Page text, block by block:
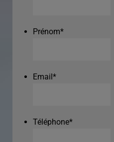
Prénom*
Email*
Téléphone*